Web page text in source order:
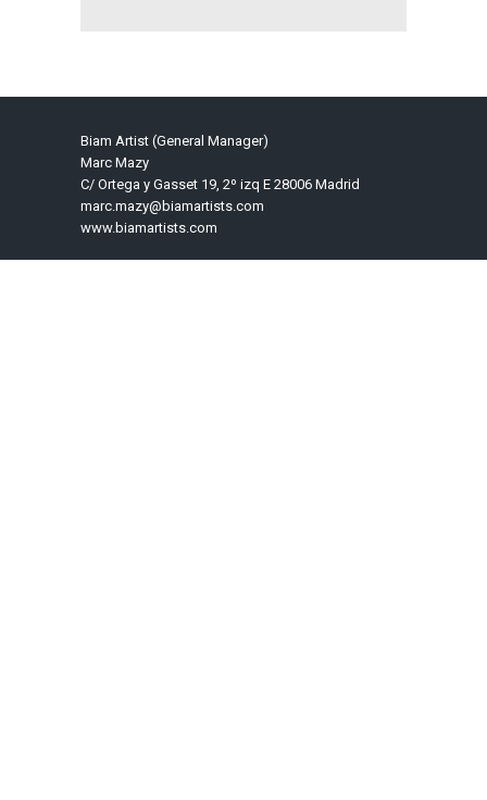
Biam Artist (General Manager)
Marc Mazy
C/ Ortega y Gasset 19, 2º izq E 28006 Madrid
marc.mazy@biamartists.com
www.biamartists.com